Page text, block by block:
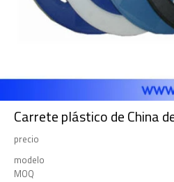
Carrete plástico de China
precio
modelo
MOQ